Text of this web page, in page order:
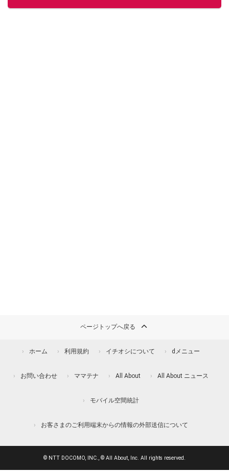
ページトップへ戻る
ホーム 利用規約 イチオシについて dメニュー
お問い合わせ ママテナ All About All About ニュース
モバイル空間統計
お客さまのご利用端末からの情報の外部送信について
© NTT DOCOMO, INC., © All About, Inc. All rights reserved.